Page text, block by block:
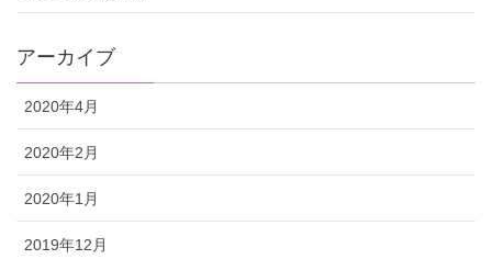
アーカイブ
2020年4月
2020年2月
2020年1月
2019年12月